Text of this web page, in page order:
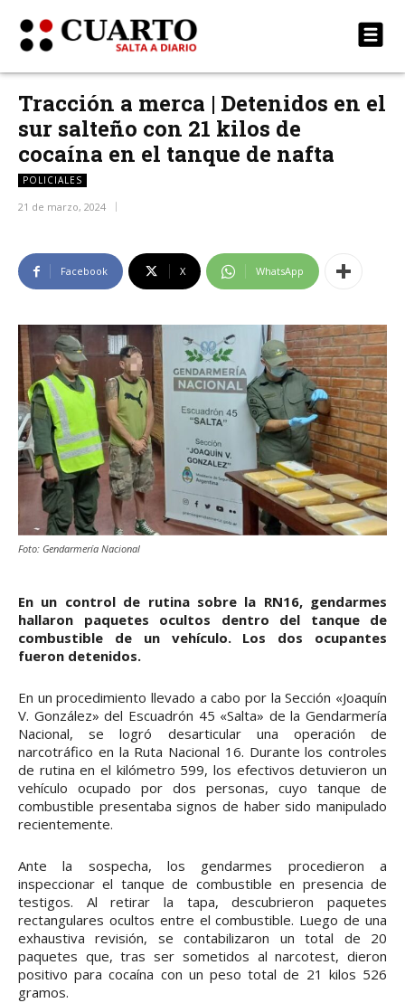
Tracción a merca | Detenidos en el
sur salteño con 21 kilos de
cocaína en el tanque de nafta
POLICIALES
21 de marzo, 2024
Facebook X WhatsApp
Foto: Gendarmería Nacional
En un control de rutina sobre la RN16, gendarmes
hallaron paquetes ocultos dentro del tanque de
combustible de un vehículo. Los dos ocupantes
fueron detenidos.
En un procedimiento llevado a cabo por la Sección «Joaquín
V. González» del Escuadrón 45 «Salta» de la Gendarmería
Nacional, se logró desarticular una operación de
narcotráfico en la Ruta Nacional 16. Durante los controles
de rutina en el kilómetro 599, los efectivos detuvieron un
vehículo ocupado por dos personas, cuyo tanque de
combustible presentaba signos de haber sido manipulado
recientemente.
Ante la sospecha, los gendarmes procedieron a
inspeccionar el tanque de combustible en presencia de
testigos. Al retirar la tapa, descubrieron paquetes
rectangulares ocultos entre el combustible. Luego de una
exhaustiva revisión, se contabilizaron un total de 20
paquetes que, tras ser sometidos al narcotest, dieron
positivo para cocaína con un peso total de 21 kilos 526
gramos.